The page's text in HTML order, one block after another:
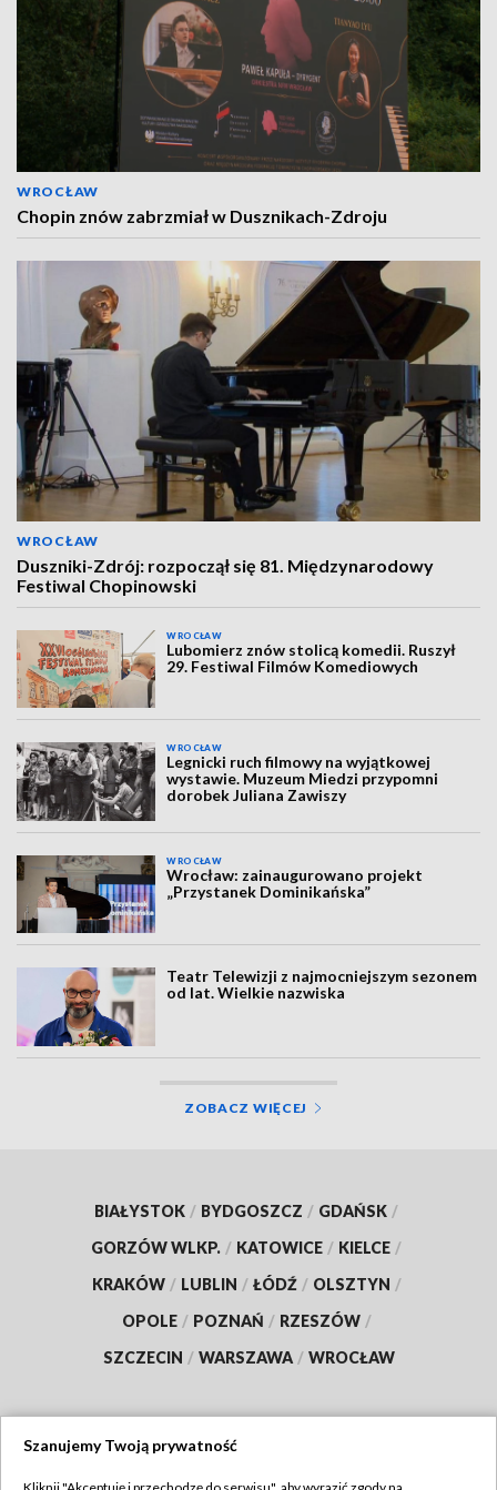
WROCŁAW
Chopin znów zabrzmiał w Dusznikach-Zdroju
WROCŁAW
Duszniki-Zdrój: rozpoczął się 81. Międzynarodowy
Festiwal Chopinowski
WROCŁAW
Lubomierz znów stolicą komedii. Ruszył
29. Festiwal Filmów Komediowych
WROCŁAW
Legnicki ruch filmowy na wyjątkowej
wystawie. Muzeum Miedzi przypomni
dorobek Juliana Zawiszy
WROCŁAW
Wrocław: zainaugurowano projekt
„Przystanek Dominikańska”
Teatr Telewizji z najmocniejszym sezonem
od lat. Wielkie nazwiska
ZOBACZ WIĘCEJ
BIAŁYSTOK / BYDGOSZCZ / GDAŃSK /
GORZÓW WLKP. / KATOWICE / KIELCE /
KRAKÓW / LUBLIN / ŁÓDŹ / OLSZTYN /
OPOLE / POZNAŃ / RZESZÓW /
SZCZECIN / WARSZAWA / WROCŁAW
Szanujemy Twoją prywatność